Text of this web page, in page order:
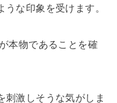
な印象を受けます。
本物であることを確
刺激しそうな気がしま